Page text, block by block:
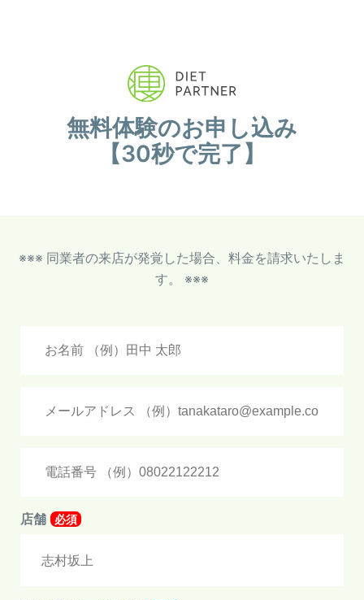
無料体験のお申し込み
【30秒で完了】
※※※ 同業者の来店が発覚した場合、料金を請求いたしま
す。 ※※※
店舗 必須